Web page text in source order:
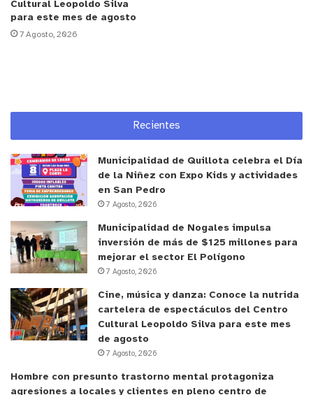
seguridad del balneario, destacando que estas
realizan rescates, monitorean permanentemente
las condiciones del mar y mantienen coordinación
fundamentales para la seguridad diaria del lugar”,
señalaron desde el CTU, reafirmando que las
actividades continúan abiertas a residentes y
visitantes.
Pese al desmentido, la situación generó inquietud
entre instructores y usuarios, ya que la
comunicación que circuló inicialmente indicaba
que diez academias —incluidas dos que
desarrollan programas de surf inclusivo junto al
municipio— debían abandonar el sector.
Por ahora, la playa continúa operativa y sin
restricciones, mientras los actores involucrados
insisten en clarificar el alcance real de la
Cultural Leopoldo Silva
para este mes de agosto
7 Agosto, 2026
Recientes
Municipalidad de Quillota celebra el Día
de la Niñez con Expo Kids y actividades
en San Pedro
7 Agosto, 2026
Municipalidad de Nogales impulsa
inversión de más de $125 millones para
mejorar el sector El Polígono
7 Agosto, 2026
Cine, música y danza: Conoce la nutrida
cartelera de espectáculos del Centro
Cultural Leopoldo Silva para este mes
de agosto
7 Agosto, 2026
Hombre con presunto trastorno mental protagoniza
agresiones a locales y clientes en pleno centro de